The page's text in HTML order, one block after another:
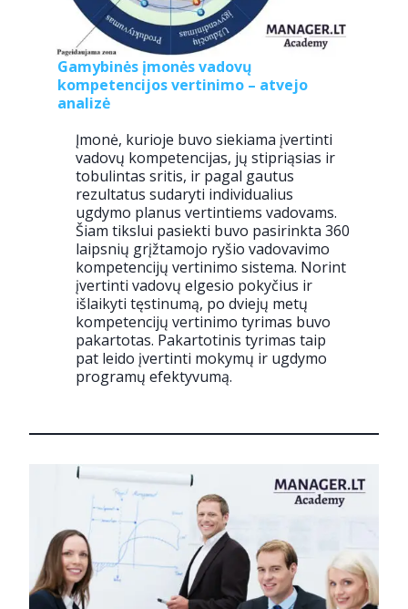
Gamybinės įmonės vadovų
kompetencijos vertinimo – atvejo
analizė
Įmonė, kurioje buvo siekiama įvertinti
vadovų kompetencijas, jų stipriąsias ir
tobulintas sritis, ir pagal gautus
rezultatus sudaryti individualius
ugdymo planus vertintiems vadovams.
Šiam tikslui pasiekti buvo pasirinkta 360
laipsnių grįžtamojo ryšio vadovavimo
kompetencijų vertinimo sistema. Norint
įvertinti vadovų elgesio pokyčius ir
išlaikyti tęstinumą, po dviejų metų
kompetencijų vertinimo tyrimas buvo
pakartotas. Pakartotinis tyrimas taip
pat leido įvertinti mokymų ir ugdymo
programų efektyvumą.